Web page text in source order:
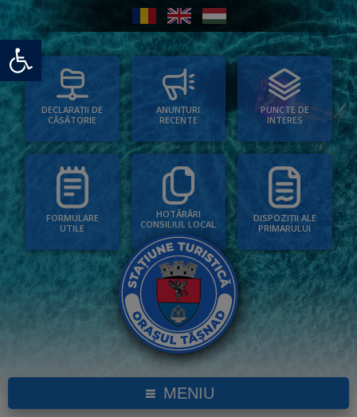
Deschide bara de unelte
DECLARAȚII DE
CĂSĂTORIE
ANUNȚURI
RECENTE
PUNCTE DE
INTERES
FORMULARE
UTILE
HOTĂRÂRI
CONSILIUL LOCAL
DISPOZIȚII ALE
PRIMARULUI
MENIU